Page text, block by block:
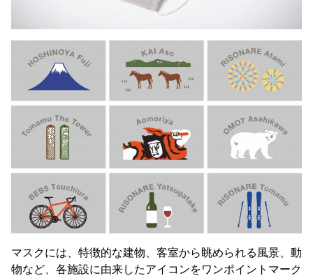
マスクには、特徴的な建物、客室から眺められる風景、動
物など、各施設に由来したアイコンをワンポイントマーク